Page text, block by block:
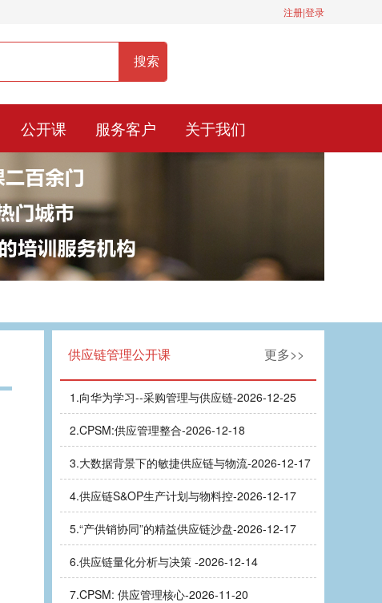
注册|登录
服务热线：400-0900-836
公开课 服务客户 关于我们
供应链管理公开课 更多>>
1.向华为学习--采购管理与供应链-2026-12-25
2.CPSM:供应管理整合-2026-12-18
3.大数据背景下的敏捷供应链与物流-2026-12-17
4.供应链S&OP生产计划与物料控-2026-12-17
5.“产供销协同”的精益供应链沙盘-2026-12-17
6.供应链量化分析与决策 -2026-12-14
7.CPSM: 供应管理核心-2026-11-20